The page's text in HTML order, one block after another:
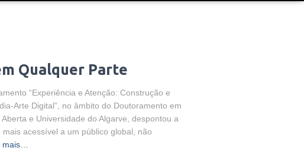
Qualquer Parte
“Experiência e Atenção: Construção e
Arte Digital”, no âmbito do Doutoramento em
e Universidade do Algarve, despontou a
acessível a um público global, não
mais…